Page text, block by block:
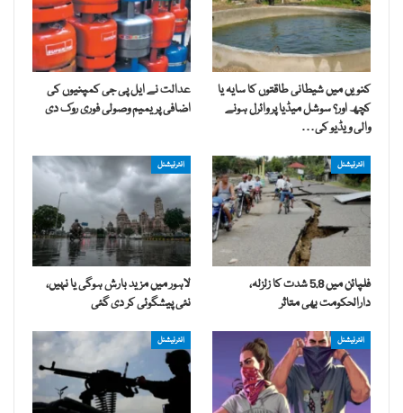
کنویں میں شیطانی طاقتوں کا سایہ یا
کچھ اور؟ سوشل میڈیا پر وائرل ہونے
والی ویڈیو کی…
عدالت نے ایل پی جی کمپنیوں کی
اضافی پریمیم وصولی فوری روک دی
انٹرنیشنل
فلپائن میں 5.8 شدت کا زلزلہ،
دارالحکومت بھی متاثر
انٹرنیشنل
لاہور میں مزید بارش ہوگی یا نہیں،
نئی پیشگوئی کر دی گئی
انٹرنیشنل انٹرنیشنل